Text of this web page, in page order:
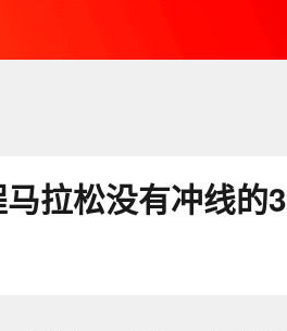
拉松没有冲线的